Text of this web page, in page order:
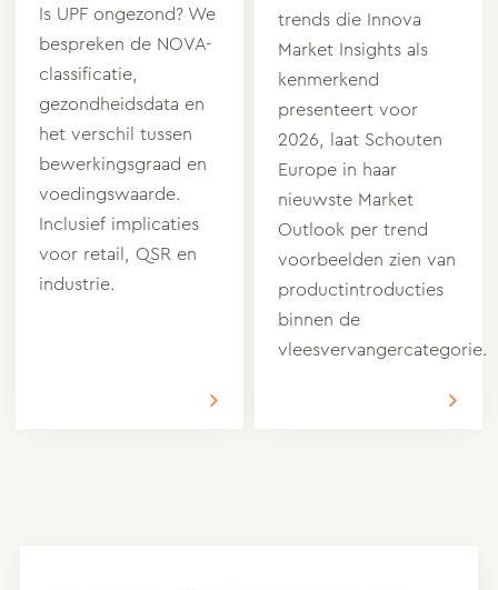
Is UPF ongezond? We
bespreken de NOVA-
classificatie,
gezondheidsdata en
het verschil tussen
bewerkingsgraad en
voedingswaarde.
Inclusief implicaties
voor retail, QSR en
industrie.
trends die Innova
Market Insights als
kenmerkend
presenteert voor
2026, laat Schouten
Europe in haar
nieuwste Market
Outlook per trend
voorbeelden zien van
productintroducties
binnen de
vleesvervangercategorie.